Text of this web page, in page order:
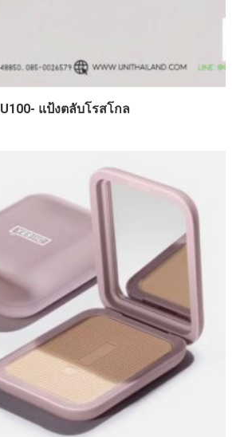
U100- แป้งตลับโรสโกล